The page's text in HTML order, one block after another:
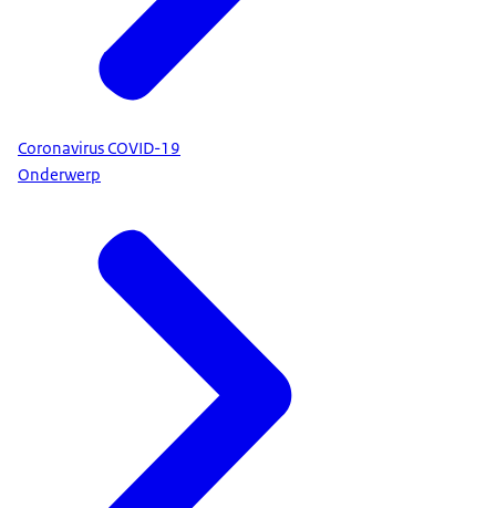
Coronavirus COVID-19
Onderwerp